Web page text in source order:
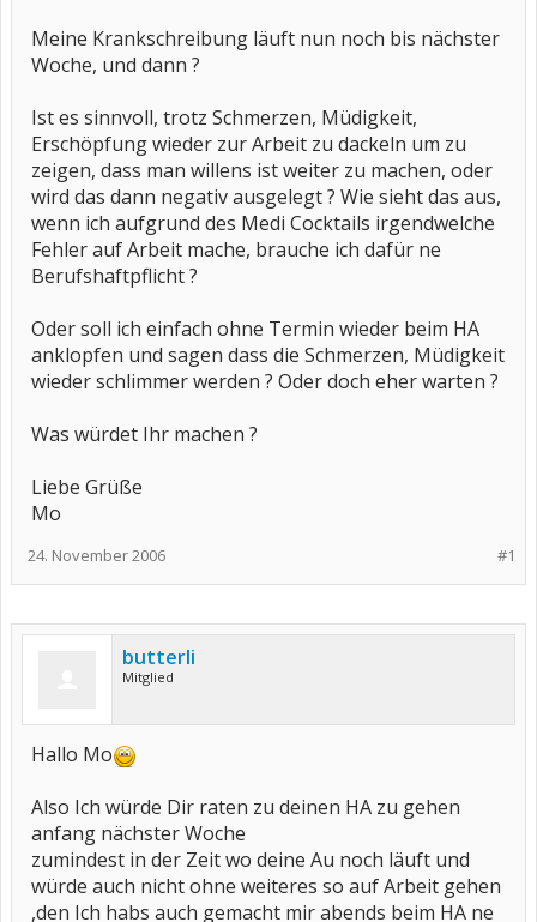
Meine Krankschreibung läuft nun noch bis nächster
Woche, und dann ?
Ist es sinnvoll, trotz Schmerzen, Müdigkeit,
Erschöpfung wieder zur Arbeit zu dackeln um zu
zeigen, dass man willens ist weiter zu machen, oder
wird das dann negativ ausgelegt ? Wie sieht das aus,
wenn ich aufgrund des Medi Cocktails irgendwelche
Fehler auf Arbeit mache, brauche ich dafür ne
Berufshaftpflicht ?
Oder soll ich einfach ohne Termin wieder beim HA
anklopfen und sagen dass die Schmerzen, Müdigkeit
wieder schlimmer werden ? Oder doch eher warten ?
Was würdet Ihr machen ?
Liebe Grüße
Mo
#1
24. November 2006
butterli
Mitglied
Hallo Mo
Also Ich würde Dir raten zu deinen HA zu gehen
anfang nächster Woche
zumindest in der Zeit wo deine Au noch läuft und
würde auch nicht ohne weiteres so auf Arbeit gehen
,den Ich habs auch gemacht mir abends beim HA ne